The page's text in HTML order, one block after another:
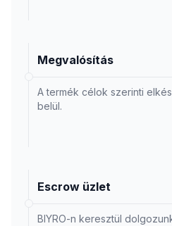
Megvalósítás
A termék célok szerinti
belül.
Escrow üzlet
BIYRO-n keresztül